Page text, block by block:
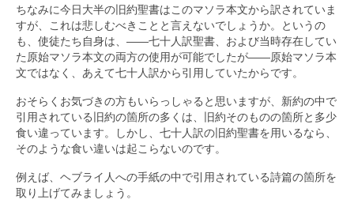
ちなみに今日大半の旧約聖書はこのマソラ本文から訳されていま
すが、これは悲しむべきことと言えないでしょうか。というの
も、使徒たち自身は、――七十人訳聖書、および当時存在してい
た原始マソラ本文の両方の使用が可能でしたが――原始マソラ本
文ではなく、あえて七十人訳から引用していたからです。
おそらくお気づきの方もいらっしゃると思いますが、新約の中で
引用されている旧約の箇所の多くは、旧約そのものの箇所と多少
食い違っています。しかし、七十人訳の旧約聖書を用いるなら、
そのような食い違いは起こらないのです。
例えば、ヘブライ人への手紙の中で引用されている詩篇の箇所を
取り上げてみましょう。